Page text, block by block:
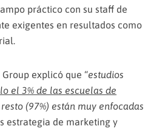
práctico con su staff de
exigentes en resultados como
explicó que “estudios
el 3% de las escuelas de
(97%) están muy enfocadas
estrategia de marketing y